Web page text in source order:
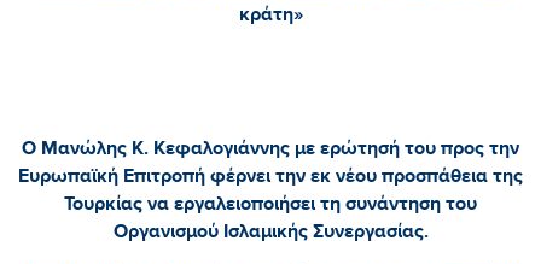
κράτη»
Ο Μανώλης Κ. Κεφαλογιάννης με ερώτησή του προς την
Ευρωπαϊκή Επιτροπή φέρνει την εκ νέου προσπάθεια της
Τουρκίας να εργαλειοποιήσει τη συνάντηση του
Οργανισμού Ισλαμικής Συνεργασίας.